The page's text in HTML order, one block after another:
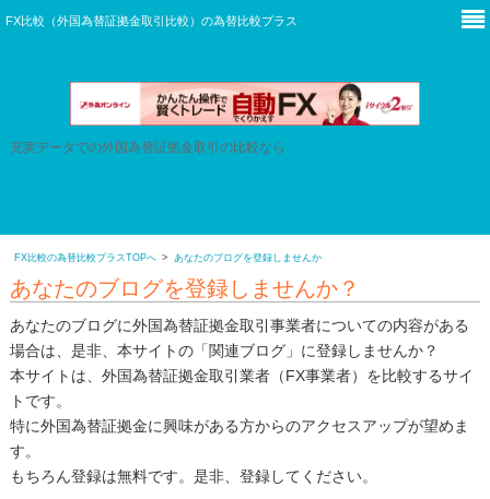
FX比較（外国為替証拠金取引比較）の為替比較プラス
本サイトは広告を含みます。
充実データでの外国為替証拠金取引の比較なら
FX比較の為替比較プラスTOPへ あなたのブログを登録しませんか
あなたのブログを登録しませんか？
あなたのブログに外国為替証拠金取引事業者についての内容がある
場合は、是非、本サイトの「関連ブログ」に登録しませんか？
本サイトは、外国為替証拠金取引業者（FX事業者）を比較するサイ
トです。
特に外国為替証拠金に興味がある方からのアクセスアップが望めま
す。
もちろん登録は無料です。是非、登録してください。